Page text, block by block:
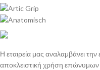
Η εταιρεία μας αναλαμβάνει
αποκλειστική χρήση επώνυμων